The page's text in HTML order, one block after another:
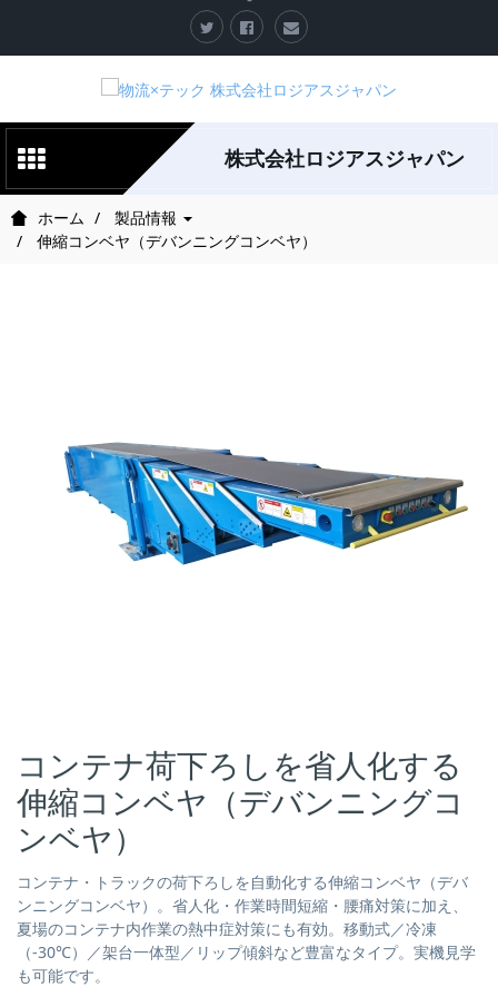
株式会社ロジアスジャパン
ホーム
製品情報
伸縮コンベヤ（デバンニングコンベヤ）
コンテナ荷下ろしを省人化する
伸縮コンベヤ（デバンニングコ
ンベヤ）
コンテナ・トラックの荷下ろしを自動化する伸縮コンベヤ（デバ
ンニングコンベヤ）。省人化・作業時間短縮・腰痛対策に加え、
夏場のコンテナ内作業の熱中症対策にも有効。移動式／冷凍
（-30℃）／架台一体型／リップ傾斜など豊富なタイプ。実機見学
も可能です。